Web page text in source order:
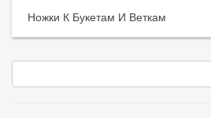
Ножки К Букетам И Веткам